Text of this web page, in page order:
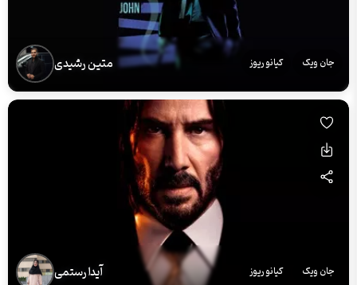
جان ویک کیانو ریوز متین رشیدی
جان ویک کیانو ریوز آیدا رستمی